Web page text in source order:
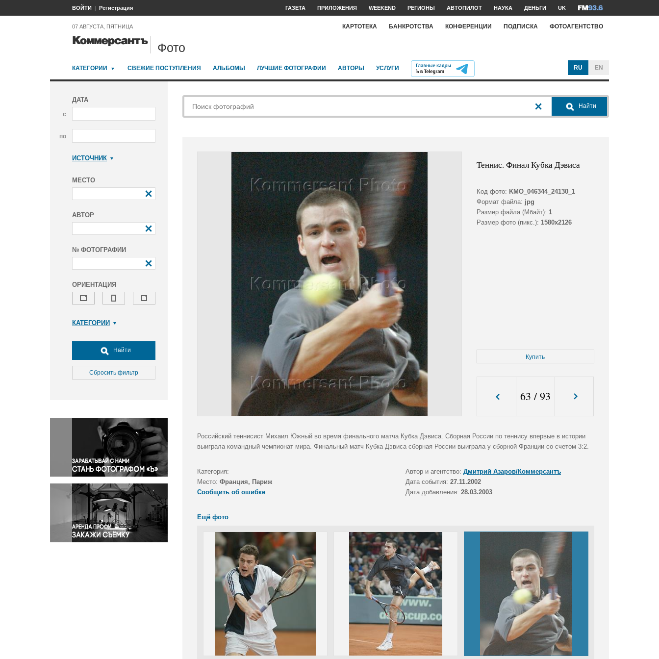
ВОЙТИ Регистрация ГАЗЕТА ПРИЛОЖЕНИЯ WEEKEND РЕГИОНЫ АВТОПИЛОТ НАУКА ДЕНЬГИ UK
07 АВГУСТА, ПЯТНИЦА КАРТОТЕКА БАНКРОТСТВА КОНФЕРЕНЦИИ ПОДПИСКА ФОТОАГЕНТСТВО
Фото
КАТЕГОРИИ СВЕЖИЕ ПОСТУПЛЕНИЯ АЛЬБОМЫ ЛУЧШИЕ ФОТОГРАФИИ АВТОРЫ УСЛУГИ RU EN
ДАТА
с
по
ИСТОЧНИК
МЕСТО
АВТОР
№ ФОТОГРАФИИ
ОРИЕНТАЦИЯ
КАТЕГОРИИ
Досуг, туризм и отдых
Культура
Медицина
Окружающая среда
Политика
Правосудие
Происшествия и конфликты
Религия
Светская жизнь
Спорт
Экология
Экономика и бизнес
Найти
Сбросить фильтр
Найти
Теннис. Финал Кубка Дэвиса
Код фото: KMO_046344_24130_1
Формат файла: jpg
Размер файла (Мбайт): 1
Размер фото (пикс.): 1580x2126
Купить
63 /93
Российский теннисист Михаил Южный во время финального матча Кубка Дэвиса. Сборная России по теннису впервые в истории
выиграла командный чемпионат мира. Финальный матч Кубка Дэвиса сборная России выиграла у сборной Франции со счетом 3:2.
Категория: Автор и агентство: Дмитрий Азаров/Коммерсантъ
Место: Франция, Париж Дата события: 27.11.2002
Сообщить об ошибке
Дата добавления: 28.03.2003
Ещё фото